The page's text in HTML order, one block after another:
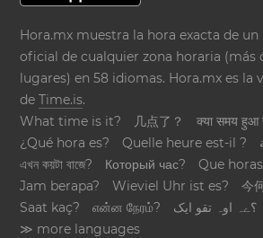
Hora.mx muestra la hora exacta de
oficial de cualquier zona horaria (más
lugares) en 58 idiomas. Hora.mx es la
deTime.is.
What time is it?
几点了？
क्या समय हुआ
¿Qué hora es?
Quelle heure est-il ?
এখন কয়টা বাজে?
Который час?
Que
Jam berapa?
Wieviel Uhr ist es?
今
Saat kaç?
என்ன நேரம்?
؟ےہ اوہ تقو ایک
≫ more languages